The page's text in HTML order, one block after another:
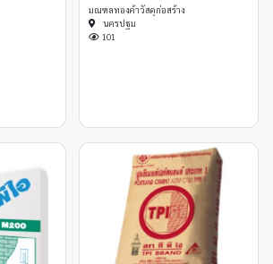
มณฑลทองค้าวัสดุก่อสร้าง
นครปฐม
101